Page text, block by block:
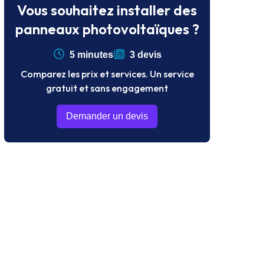
Vous souhaitez installer des
panneaux photovoltaïques ?
5 minutes 3 devis
Comparez les prix et services. Un service
gratuit et sans engagement
Demander un devis